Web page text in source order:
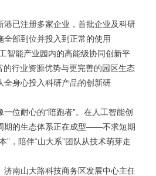
已注册多家企业，首批企业及科研
全部到位并投入到正常的使用
智能产业园内的高能级协同创新平
的行业资源优势与更完善的园区生态
全身心投入科研产品的创新研
位耐心的“陪跑者”。在人工智能创
期的生态体系正在成型——不求短期
”，陪伴“山大系”团队从技术萌芽走
南山大路科技商务区发展中心主任